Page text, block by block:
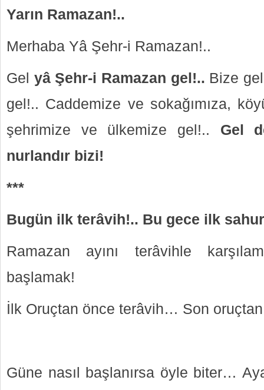
Yarın Ramazan!..
Merhaba Yâ Şehr-i Ramazan!..
Gel yâ Şehr-i Ramazan gel!.. Bize
gel!.. Caddemize ve sokağımıza,
şehrimize ve ülkemize gel!.. Gel
nurlandır bizi!
***
Bugün ilk terâvih!.. Bu gece ilk
Ramazan ayını terâvihle
başlamak!
İlk Oruçtan önce terâvih… Son
Güne nasıl başlanırsa öyle biter…